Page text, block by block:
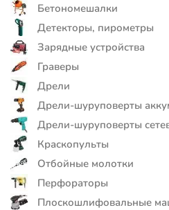
Бетономешалки
Детекторы, пирометры
Зарядные устройства
Граверы
Дрели
Дрели-шуруповерты
Дрели-шуруповерты
Краскопульты
Отбойные молотки
Перфораторы
Плоскошлифовальные